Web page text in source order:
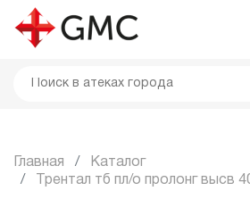
Главная
Каталог
Трентал тб пл/о пролонг высв